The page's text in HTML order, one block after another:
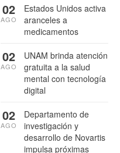
Estados Unidos activa
aranceles a
medicamentos
02
AGO
UNAM brinda atención
gratuita a la salud
mental con tecnología
digital
02
AGO
Departamento de
investigación y
desarrollo de Novartis
impulsa próximas
02
AGO